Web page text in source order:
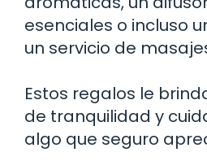
esenciales o incluso
un servicio de
Estos regalos le
de tranquilidad y
algo que seguro